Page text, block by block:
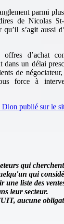
parmi
de Nicolas
s’agit aussi
d’achat
dans un délai
de
force à
publié sur le
qui
qui
une liste des
leur secteur.
aucune